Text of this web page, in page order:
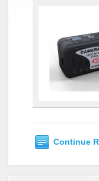
Continue